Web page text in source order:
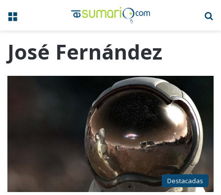
Menú
José Fernández
Destacadas